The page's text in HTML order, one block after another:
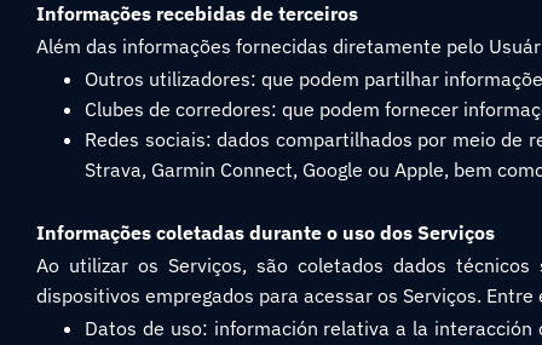
Informações recebidas de terceiros
Além das informações fornecidas diretamente pelo
Outros utilizadores: que podem partilhar
Clubes de corredores: que podem fornecer
Redes sociais: dados compartilhados por meio de
Strava, Garmin Connect, Google ou Apple, bem
Informações coletadas durante o uso dos Serviços
Ao utilizar os Serviços, são coletados dados
dispositivos empregados para acessar os Serviços. Entre
Datos de uso: información relativa a la